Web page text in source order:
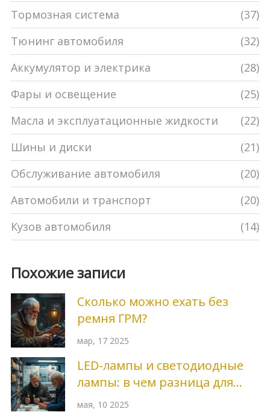
Тормозная система
(37)
Тюнинг автомобиля
(32)
Аккумулятор и электрика
(28)
Фары и освещение
(25)
Масла и эксплуатационные жидкости
(22)
Шины и диски
(21)
Обслуживание автомобиля
(20)
Автомобили и транспорт
(20)
Кузов автомобиля
(14)
Похожие записи
Сколько можно ехать без
ремня ГРМ?
мар, 17 2025
LED-лампы и светодиодные
лампы: в чем разница для
автомобиля
мая, 10 2025